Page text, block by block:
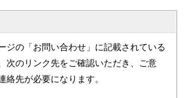
ジの「お問い合わせ」に記載されている
次のリンク先をご確認いただき、ご意
先が必要になります。